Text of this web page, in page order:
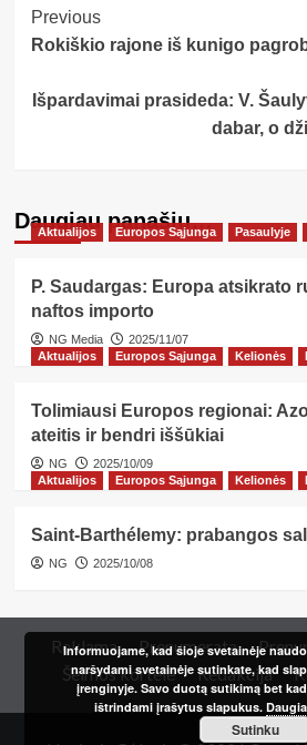
Post
Navigation
Previous
Rokiškio rajone iš kunigo
Išpardavimai prasideda: V.
dabar, o
Daugiau panašių…
Aktualijos Europos Sąjunga Pasaulyje
P. Saudargas: Europa atsikrato
naftos importo
NG Media
2025/11/07
Aktualijos
Europos Sąjunga Kelionės
Tolimiausi Europos regionai:
ateitis ir bendri iššūkiai
NG
2025/10/09
Aktualijos
Europos Sąjunga Kelionės
Saint-Barthélemy: prabangos
NG 2025/10/08
Reklama Prenumerata
Šeimos kortelė
Redakcija
Informuojame, kad šioje svetainėje
naršydami svetainėje sutinkate, kad
įrenginyje. Savo duotą sutikimą bet
ištrindami įrašytus slapukus.
Sutinku